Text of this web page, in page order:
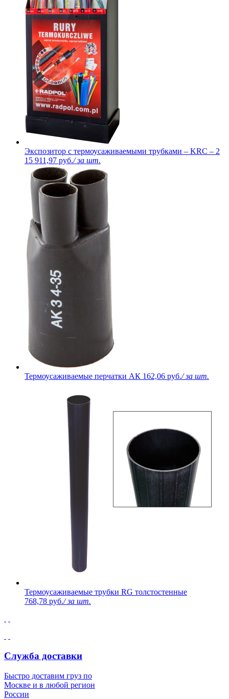
Экспозитор с термоусаживаемыми трубками – KRC – 2
15 911,97 руб./ за шт.
Термоусаживаемые перчатки АК 162,06 руб./ за шт.
Термоусаживаемые трубки RG толстостенные
768,78 руб./ за шт.
Служба доставки
Быстро доставим груз по
Москве и в любой регион
России